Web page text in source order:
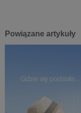
Powiązane artykuły